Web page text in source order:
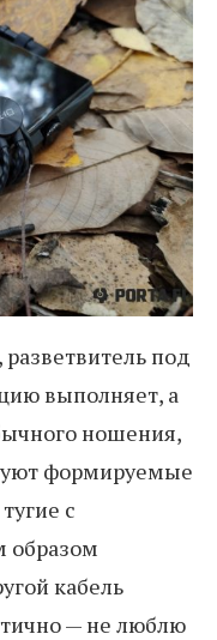
под
выполняет, а
ношения,
формируемые
с
образом
кабель
— не люблю